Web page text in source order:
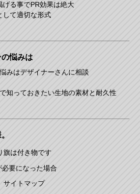
げる事でPR効果は絶大
して適切な形式
悩みは
みはデザイナーさんに相談
知っておきたい生地の素材と耐久性
旗は付き物です
要になった場合
サイトマップ